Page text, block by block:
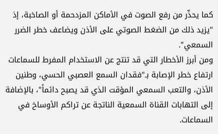
كما يحذّر من رفع الصوت في الأماكن المزدحمة أو الصاخبة، إذ
"يزيد ذلك من الضغط الصوتي على الأذن ويضاعف خطر الضرر
السمعي".
ومن أبرز الأخطار التي قد تنتج عن الاستخدام المفرط للسماعات
ارتفاع خطر الإصابة بـ"فقدان السمع العصبي الحسي، وطنين
الأذن، والتعب السمعي المؤقت الذي قد يصبح دائماً"، بالإضافة
إلى التهابات القناة السمعية الناتجة عن تراكم الأوساخ في
السماعات.